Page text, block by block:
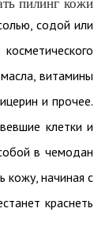
пилинг кожи
содой или
витамины
и прочее.
клетки и
в чемодан
кожу, начиная с
краснеть